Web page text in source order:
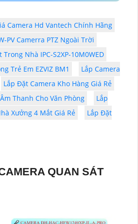
Camera Hd Vantech Chính Hãng
PV Camerra PTZ Ngoài Trời
Nhà IPC-S2XP-10M0WED
Trẻ Em EZVIZ BM1
Lắp Camera
Lắp Đặt Camera Kho Hàng Giá Rẻ
Thanh Cho Văn Phòng
Lắp
Xưởng 4 Mắt Giá Rẻ
Lắp Đặt
QUAN SÁT